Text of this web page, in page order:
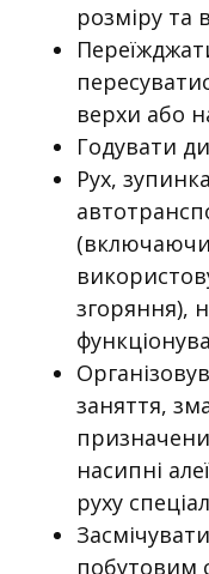
розміру та
верхи або
Годувати
Рух,
згоряння),
заняття,
насипні
руху
побутовим